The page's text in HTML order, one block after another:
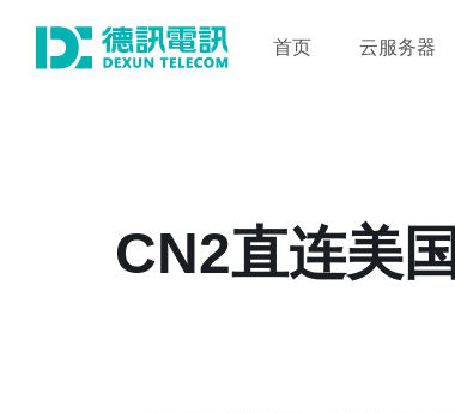
首页 云服务器
CN2直连美